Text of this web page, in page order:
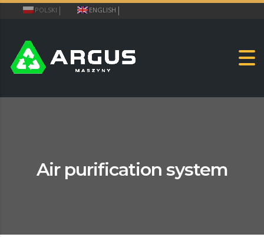
POLSKI ENGLISH
Air purification system